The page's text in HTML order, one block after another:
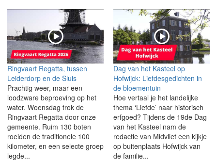
Ringvaart Regatta, tussen
Leiderdorp en de Sluis
Prachtig weer, maar een
loodzware beproeving op het
water. Woensdag trok de
Ringvaart Regatta door onze
gemeente. Ruim 130 boten
roeiden de traditionele 100
kilometer, en een selecte groep
legde...
Dag van het Kasteel op
Hofwijck: Liefdesgedichten in
de bloementuin
Hoe vertaal je het landelijke
thema ‘Liefde’ naar historisch
erfgoed? Tijdens de 19de Dag
van het Kasteel nam de
redactie van Midvliet een kijkje
op buitenplaats Hofwijck van
de familie...